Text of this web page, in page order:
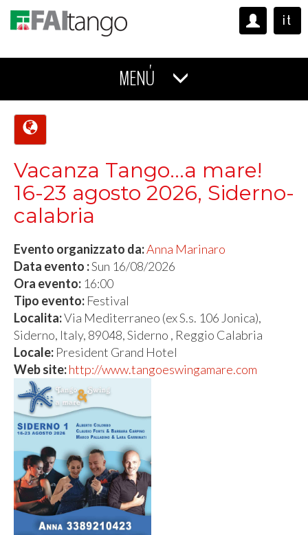
it
MENÚ
Vacanza Tango...a mare!
16-23 agosto 2026, Siderno-
calabria
Evento organizzato da:Anna Marinaro
Data evento :Sun 16/08/2026
Ora evento: 16:00
Tipo evento: Festival
Localita:Via Mediterraneo (ex S.s. 106 Jonica),
Siderno, Italy, 89048, Siderno , Reggio Calabria
Locale: President Grand Hotel
Web site:http://www.tangoeswingamare.com